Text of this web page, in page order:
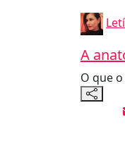
A
O que